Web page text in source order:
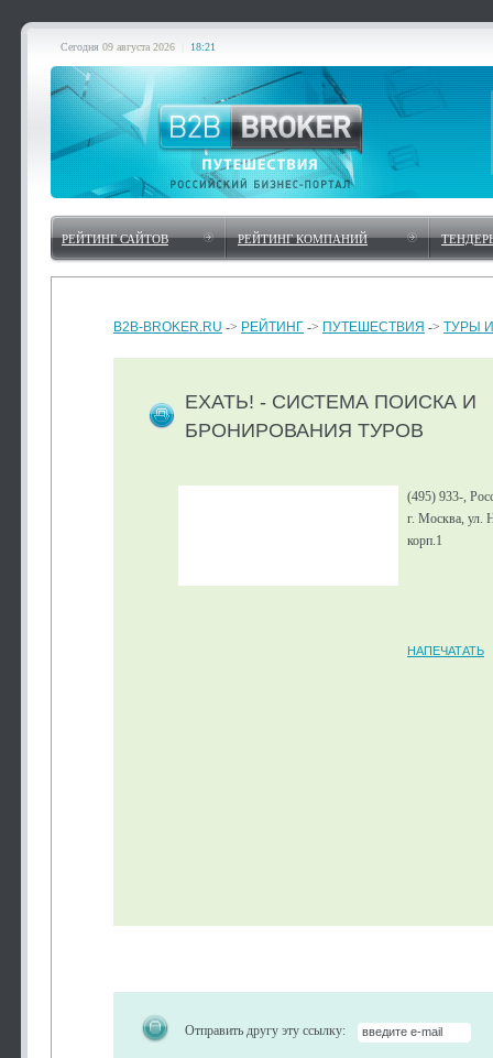
Сегодня 09 августа 2026 18:21
РЕЙТИНГ САЙТОВ РЕЙТИНГ КОМПАНИЙ
B2B-BROKER.RU -> РЕЙТИНГ -> ПУТЕШЕСТВИЯ -> ТУРЫ
ЕХАТЬ! - СИСТЕМА ПОИСКА И
БРОНИРОВАНИЯ ТУРОВ
(495) 933-,
г. Москва, ул.
корп.1
НАПЕЧАТАТЬ
Отправить другу эту ссылку: